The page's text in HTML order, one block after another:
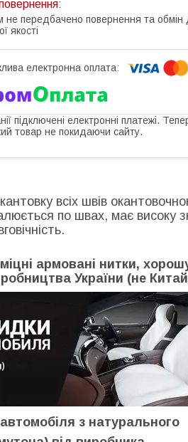
не передбачено повернення та обмін
якості
підключені електронні платежі.
товар не покидаючи сайту.
всіх швів
по швах, має високу
армовані нитки, хорошу
України (не
з натурального